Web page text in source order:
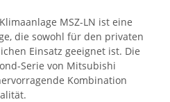
MSZ-LN ist eine
die sowohl für den privaten
Einsatz geeignet ist. Die
Serie von Mitsubishi
Kombination